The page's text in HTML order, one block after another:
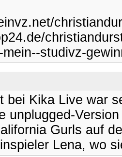
studivz-
bei Kika Live war
unplugged-
Gurls auf
Lena, wo